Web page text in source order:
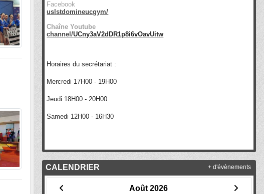
Facebook
uslstdomineucgym/
Chaîne Youtube
channel/UCny3aV2dDR1p8i6vOavUitw
Horaires du secrétariat :
Mercredi 17H00 - 19H00
Jeudi 18H00 - 20H00
Samedi 12H00 - 16H30
CALENDRIER
Août 2026
+ d'évènements